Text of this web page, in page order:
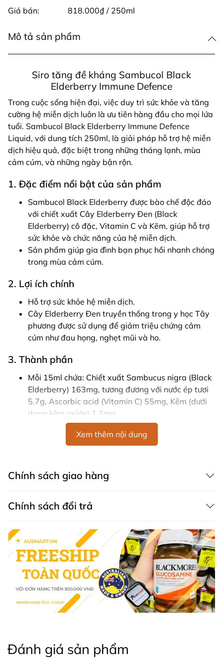
Giá bán: 818.000₫ / 250ml
Mô tả sản phẩm
Siro tăng đề kháng Sambucol Black
Elderberry Immune Defence
Trong cuộc sống hiện đại, việc duy trì sức khỏe và tăng
cường hệ miễn dịch luôn là ưu tiên hàng đầu cho mọi lứa
tuổi. Sambucol Black Elderberry Immune Defence
Liquid, với dung tích 250ml, là giải pháp hỗ trợ hệ miễn
dịch hiệu quả, đặc biệt trong những tháng lạnh, mùa
cảm cúm, và những ngày bận rộn.
1. Đặc điểm nổi bật của sản phẩm
Sambucol Black Elderberry được bào chế độc đáo
với chiết xuất Cây Elderberry Đen (Black
Elderberry) cô đặc, Vitamin C và Kẽm, giúp hỗ trợ
sức khỏe và chức năng của hệ miễn dịch.
Sản phẩm giúp gia đình bạn phục hồi nhanh chóng
trong mùa cảm cúm.
2. Lợi ích chính
Hỗ trợ sức khỏe hệ miễn dịch.
Cây Elderberry Đen truyền thống trong y học Tây
phương được sử dụng để giảm triệu chứng cảm
cúm như đau họng, nghẹt mũi và ho.
3. Thành phần
Mỗi 15ml chứa: Chiết xuất Sambucus nigra (Black
Elderberry) 163mg, tương đương với nước ép tươi
5.7g, Ascorbic acid (Vitamin C) 55mg, Kẽm (dưới
dạng kẽm oxide) 1.3mg.
4. Hướng dẫn sử dụng
Trẻ em từ 5-12 tuổi: Uống 15 mL mỗi ngày.
5. Lưu ý an toàn
Tham khảo ý kiến bác sĩ trước khi sử dụng cho phụ
nữ mang thai và cho con bú. Không sử dụng cho
trẻ dưới 2 tuổi mà không có lời khuyên từ bác sĩ.
Bảo quản dưới 25°C. Không sử dụng nếu niêm
phong bị hỏng hoặc mất.
Siro Sambucol Black Elderberry Immune Defence không
chỉ là một sản phẩm hỗ trợ sức khỏe thông thường, mà
người bạn đồng hành trong việc bảo vệ sức khỏe của
bạn và những người thân yêu.
Xem thêm nội dung
Chính sách giao hàng
Chính sách đổi trả
Đánh giá sản phẩm